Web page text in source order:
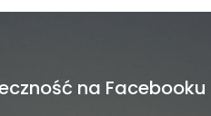
na Facebooku